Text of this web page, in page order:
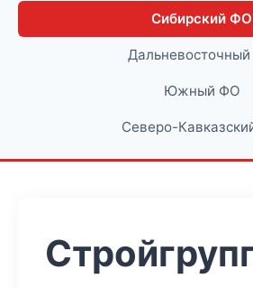
Сибирский ФО
Южный ФО
Северо-